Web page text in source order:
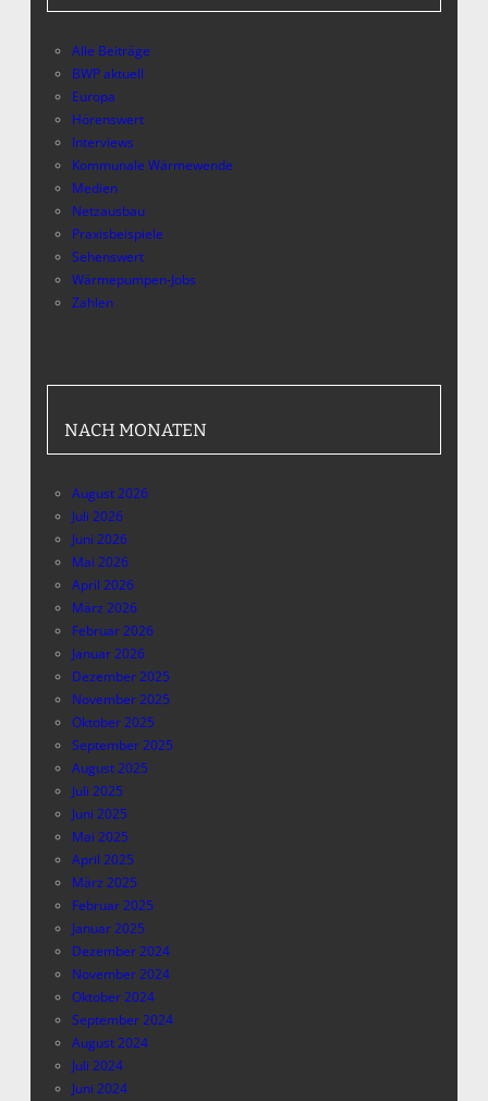
Alle Beiträge
BWP aktuell
Europa
Hörenswert
Interviews
Kommunale Wärmewende
Medien
Netzausbau
Praxisbeispiele
Sehenswert
Wärmepumpen-Jobs
Zahlen
NACH MONATEN
August 2026
Juli 2026
Juni 2026
Mai 2026
April 2026
März 2026
Februar 2026
Januar 2026
Dezember 2025
November 2025
Oktober 2025
September 2025
August 2025
Juli 2025
Juni 2025
Mai 2025
April 2025
März 2025
Februar 2025
Januar 2025
Dezember 2024
November 2024
Oktober 2024
September 2024
August 2024
Juli 2024
Juni 2024